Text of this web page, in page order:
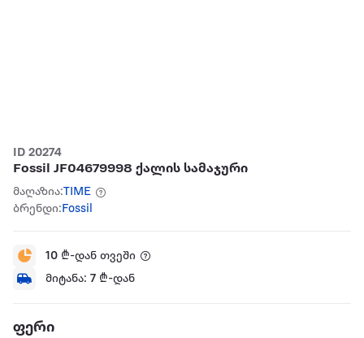
ID 20274
Fossil JF04679998 ქალის სამაჯური
მაღაზია:TIME
ბრენდი:Fossil
10 ₾-დან თვეში
მიტანა: 7 ₾-დან
ფერი